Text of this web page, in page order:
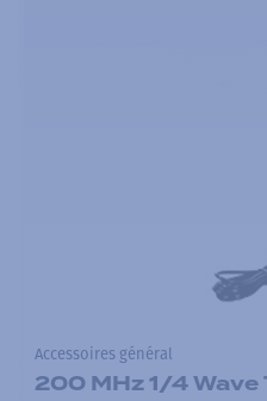
Accessoires général
200 MHz 1/4